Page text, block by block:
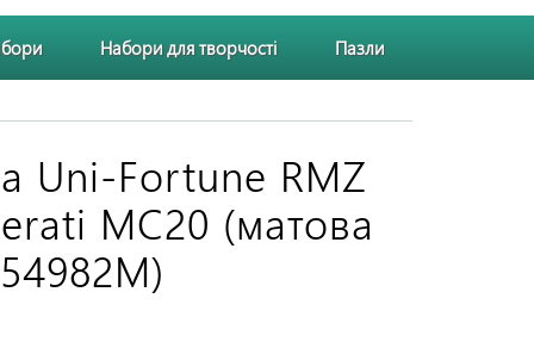
Набори для творчості Пазли
Uni-Fortune RMZ
MC20 (матова